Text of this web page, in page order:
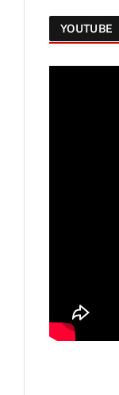
YOUTUBE